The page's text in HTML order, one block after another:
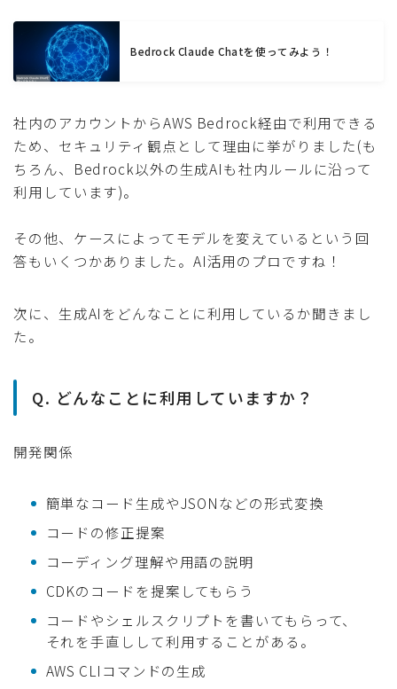
Bedrock Claude Chatを使ってみよう！
社内のアカウントからAWS Bedrock経由で利用できる
ため、セキュリティ観点として理由に挙がりました(も
ちろん、Bedrock以外の生成AIも社内ルールに沿って
利用しています)。
その他、ケースによってモデルを変えているという回
答もいくつかありました。AI活用のプロですね！
次に、生成AIをどんなことに利用しているか聞きまし
た。
Q. どんなことに利用していますか？
開発関係
簡単なコード生成やJSONなどの形式変換
コードの修正提案
コーディング理解や用語の説明
CDKのコードを提案してもらう
コードやシェルスクリプトを書いてもらって、
それを手直しして利用することがある。
AWS CLIコマンドの生成